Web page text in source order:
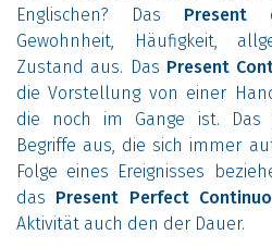
Englischen? Das Present
Gewohnheit, Häufigkeit,
Zustand aus. Das Present
die Vorstellung von einer
die noch im Gange ist. Das
Begriffe aus, die sich immer
Folge eines Ereignisses
das Present Perfect
Aktivität auch den der Dauer.